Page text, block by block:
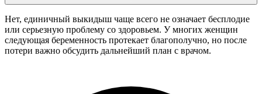
Нет, единичный выкидыш чаще всего не означает бесплодие
или серьезную проблему со здоровьем. У многих женщин
следующая беременность протекает благополучно, но после
потери важно обсудить дальнейший план с врачом.